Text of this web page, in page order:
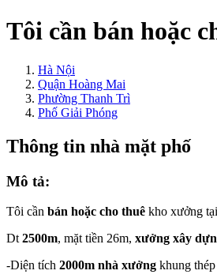
Tôi cần bán hoặc
Hà Nội
Quận Hoàng Mai
Phường Thanh Trì
Phố Giải Phóng
Thông tin nhà mặt phố
Mô tả:
Tôi cần bán hoặc cho thuê kho xưởng
Dt 2500m, mặt tiền 26m, xưởng xây
-Diện tích 2000m nhà xưởng khung